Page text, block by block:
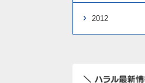
2012